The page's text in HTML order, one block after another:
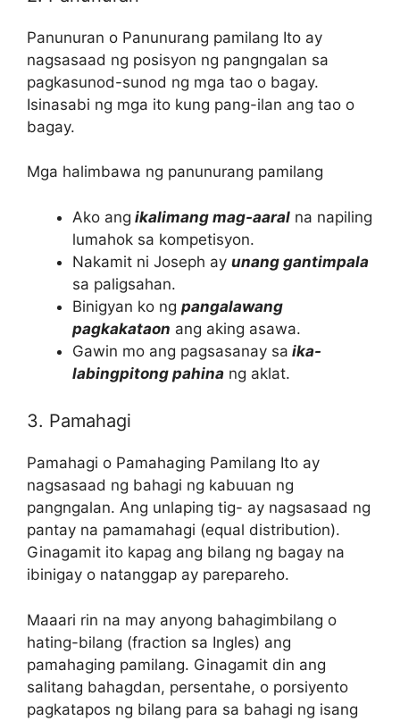
Panunuran o Panunurang pamilang Ito ay
nagsasaad ng posisyon ng pangngalan sa
pagkasunod-sunod ng mga tao o bagay.
Isinasabi ng mga ito kung pang-ilan ang tao o
bagay.
Mga halimbawa ng panunurang pamilang
Ako ang ikalimang mag-aaral na napiling
lumahok sa kompetisyon.
Nakamit ni Joseph ay unang gantimpala
sa paligsahan.
Binigyan ko ng pangalawang
pagkakataon ang aking asawa.
Gawin mo ang pagsasanay sa ika-
labingpitong pahina ng aklat.
3. Pamahagi
Pamahagi o Pamahaging Pamilang Ito ay
nagsasaad ng bahagi ng kabuuan ng
pangngalan. Ang unlaping tig- ay nagsasaad ng
pantay na pamamahagi (equal distribution).
Ginagamit ito kapag ang bilang ng bagay na
ibinigay o natanggap ay parepareho.
Maaari rin na may anyong bahagimbilang o
hating-bilang (fraction sa Ingles) ang
pamahaging pamilang. Ginagamit din ang
salitang bahagdan, persentahe, o porsiyento
pagkatapos ng bilang para sa bahagi ng isang